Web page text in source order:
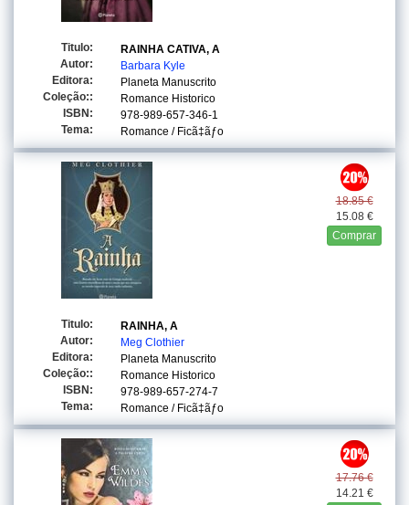
Titulo:
RAINHA CATIVA, A
Autor:
Barbara Kyle
Editora:
Planeta Manuscrito
Coleção::
Romance Historico
ISBN:
978-989-657-346-1
Tema:
Romance / Ficã‡ãƒo
18.85 €
15.08 €
Comprar
Titulo:
RAINHA, A
Autor:
Meg Clothier
Editora:
Planeta Manuscrito
Coleção::
Romance Historico
ISBN:
978-989-657-274-7
Tema:
Romance / Ficã‡ãƒo
17.76 €
14.21 €